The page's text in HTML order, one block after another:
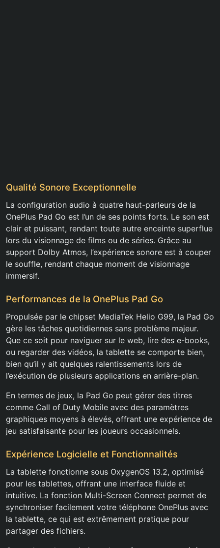
Qualité Sonore Exceptionnelle
La configuration audio à quatre haut-parleurs de la
OnePlus Pad Go est l’un de ses points forts. Le son est
clair et puissant, rendant toute autre enceinte superflue
lors du visionnage de films ou de séries. Grâce au
support Dolby Atmos, l’expérience sonore est à couper
le souffle, rendant chaque moment de visionnage
immersif.
Performances de la OnePlus Pad Go
Propulsée par le chipset MediaTek Helio G99, la Pad Go
gère les tâches quotidiennes sans problème majeur.
Que ce soit pour naviguer sur le web, lire des e-books,
ou regarder des vidéos, la tablette se comporte bien,
bien qu’il y ait quelques ralentissements lors de
l’exécution de plusieurs applications en arrière-plan.
En termes de jeux, la Pad Go peut gérer des titres
comme Call of Duty Mobile avec des paramètres
graphiques moyens à élevés, offrant une expérience de
jeu satisfaisante pour les joueurs occasionnels.
Expérience Logicielle et Fonctionnalités
La tablette fonctionne sous OxygenOS 13.2, optimisé
pour les tablettes, offrant une interface fluide et
intuitive. La fonction Multi-Screen Connect permet de
synchroniser facilement votre téléphone OnePlus avec
la tablette, ce qui est extrêmement pratique pour
partager des fichiers.